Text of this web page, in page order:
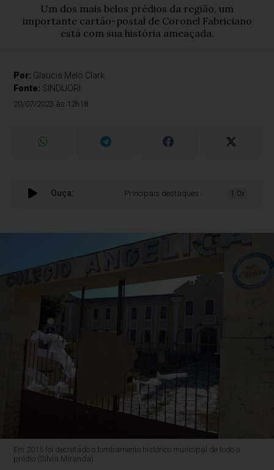
Um dos mais belos prédios da região, um
importante cartão-postal de Coronel Fabriciano
está com sua história ameaçada.
Por: Glaucia Melo Clark
Fonte: SINDIJORI
20/07/2023 às 12h18
Ouça: Principais destaques dos jornais integrantes
1.0x
Em 2015 foi decretado o tombamento histórico municipal de todo o
prédio (Silvia Miranda)